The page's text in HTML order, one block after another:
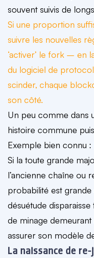
souvent suivis de
Si une proportion
suivre les nouvelles
‘activer’ le fork – en
du logiciel de
scinder, chaque
son côté.
Un peu comme dans
histoire commune
Exemple bien connu :
Si la toute grande
l’ancienne chaîne ou
probabilité est
désuétude
de minage demeurant
assurer son modèle
La naissance de